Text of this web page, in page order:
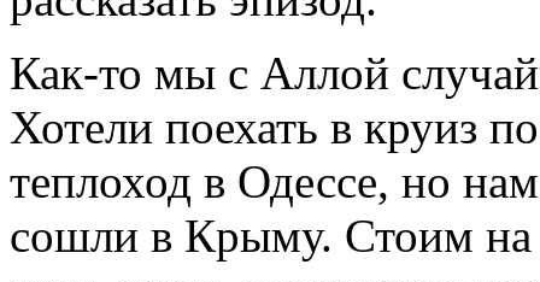
Как-то мы с Аллой
Хотели поехать в круиз
теплоход в Одессе, но
сошли в Крыму. Стоим на